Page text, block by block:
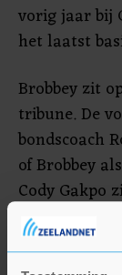
vorig jaar bij
het laatst
Brobbey zit
tribune. De
bondscoach
of Brobbey
Cody Gakpo
buitenspelers.